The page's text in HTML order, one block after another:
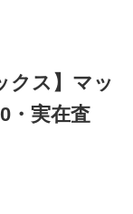
クス】マッ
・実在査